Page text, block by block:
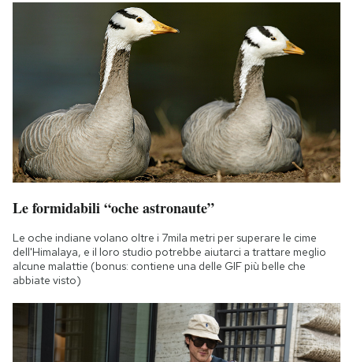
Le formidabili “oche astronaute”
Le oche indiane volano oltre i 7mila metri per superare le cime
dell'Himalaya, e il loro studio potrebbe aiutarci a trattare meglio
alcune malattie (bonus: contiene una delle GIF più belle che
abbiate visto)